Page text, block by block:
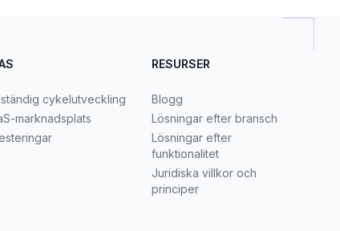
cykelutveckling
marknadsplats
RESURSER
Blogg
Lösningar efter bransch
Lösningar efter
funktionalitet
Juridiska villkor och
principer